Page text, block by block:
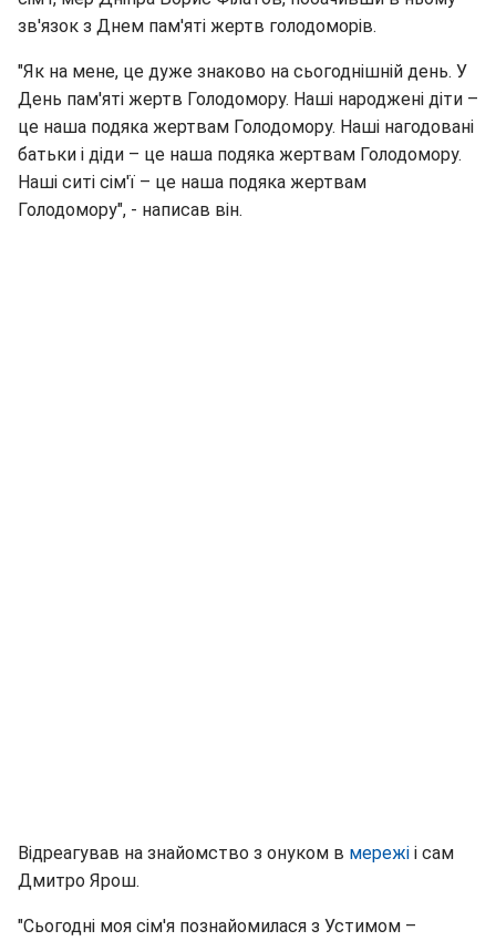
зв'язок з Днем пам'яті жертв голодоморів.
"Як на мене, це дуже знаково на сьогоднішній день. У
День пам'яті жертв Голодомору. Наші народжені діти –
це наша подяка жертвам Голодомору. Наші нагодовані
батьки і діди – це наша подяка жертвам Голодомору.
Наші ситі сім'ї – це наша подяка жертвам
Голодомору", - написав він.
Відреагував на знайомство з онуком в мережі і сам
Дмитро Ярош.
"Сьогодні моя сім'я познайомилася з Устимом –